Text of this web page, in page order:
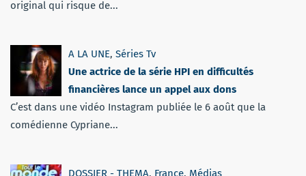
original qui risque de...
A LA UNE, Séries Tv
Une actrice de la série HPI en difficultés
financières lance un appel aux dons
C’est dans une vidéo Instagram publiée le 6 août que la
comédienne Cypriane...
DOSSIER - THEMA, France, Médias